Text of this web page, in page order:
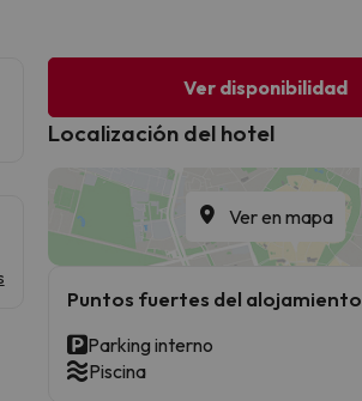
Ver disponibilidad
Localización del hotel
Ver en mapa
Puntos fuertes del alojamiento
Parking interno
Piscina